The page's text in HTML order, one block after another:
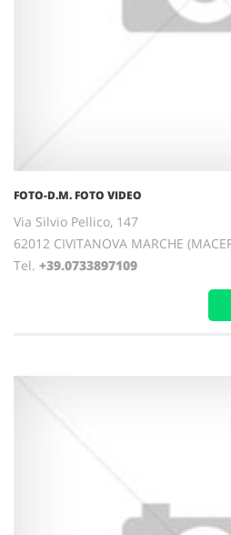
FOTO-D.M. FOTO VIDEO
Via Silvio Pellico, 147
62012 CIVITANOVA MARCHE
Tel. +39.0733897109